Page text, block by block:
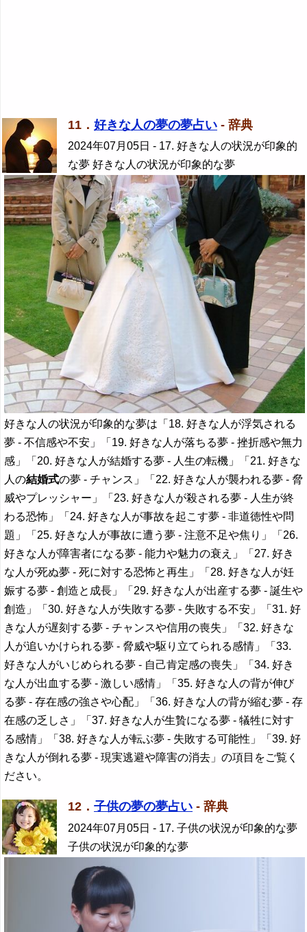
11． 好きな人の夢の夢占い - 辞典
2024年07月05日 - 17. 好きな人の状況が印象的
な夢 好きな人の状況が印象的な夢
好きな人の状況が印象的な夢は「18. 好きな人が浮気される
夢 - 不信感や不安」「19. 好きな人が落ちる夢 - 挫折感や無力
感」「20. 好きな人が結婚する夢 - 人生の転機」「21. 好きな
人の結婚式の夢 - チャンス」「22. 好きな人が襲われる夢 - 脅
威やプレッシャー」「23. 好きな人が殺される夢 - 人生が終
わる恐怖」「24. 好きな人が事故を起こす夢 - 非道徳性や問
題」「25. 好きな人が事故に遭う夢 - 注意不足や焦り」「26.
好きな人が障害者になる夢 - 能力や魅力の衰え」「27. 好き
な人が死ぬ夢 - 死に対する恐怖と再生」「28. 好きな人が妊
娠する夢 - 創造と成長」「29. 好きな人が出産する夢 - 誕生や
創造」「30. 好きな人が失敗する夢 - 失敗する不安」「31. 好
きな人が遅刻する夢 - チャンスや信用の喪失」「32. 好きな
人が追いかけられる夢 - 脅威や駆り立てられる感情」「33.
好きな人がいじめられる夢 - 自己肯定感の喪失」「34. 好き
な人が出血する夢 - 激しい感情」「35. 好きな人の背が伸び
る夢 - 存在感の強さや心配」「36. 好きな人の背が縮む夢 - 存
在感の乏しさ」「37. 好きな人が生贄になる夢 - 犠牲に対す
る感情」「38. 好きな人が転ぶ夢 - 失敗する可能性」「39. 好
きな人が倒れる夢 - 現実逃避や障害の消去」の項目をご覧く
ださい。
12． 子供の夢の夢占い - 辞典
2024年07月05日 - 17. 子供の状況が印象的な夢
子供の状況が印象的な夢